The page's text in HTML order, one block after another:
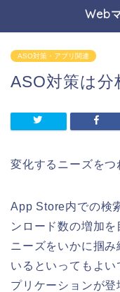
Web
ASO対策・アプリ関連
ASO対策は分
変化するニーズをつ
App Store内での検
ンロード数の増加
ニーズをいかに掴
いるといってもよ
プリケーションが